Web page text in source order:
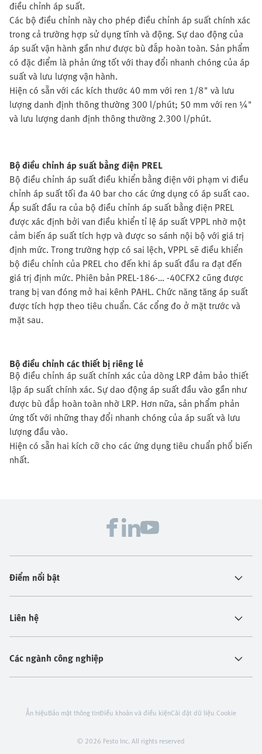
điều chỉnh áp suất.
Các bộ điều chỉnh này cho phép điều chỉnh áp suất chính xác
trong cả trường hợp sử dụng tĩnh và động. Sự dao động của
áp suất vận hành gần như được bù đắp hoàn toàn. Sản phẩm
có đặc điểm là phản ứng tốt với thay đổi nhanh chóng của áp
suất và lưu lượng vận hành.
Hiện có sẵn với các kích thước 40 mm với ren 1/8" và lưu
lượng danh định thông thường 300 l/phút; 50 mm với ren ¼"
và lưu lượng danh định thông thường 2.300 l/phút.
Bộ điều chỉnh áp suất bằng điện PREL
Bộ điều chỉnh áp suất điều khiển bằng điện với phạm vi điều
chỉnh áp suất tối đa 40 bar cho các ứng dụng có áp suất cao.
Áp suất đầu ra của bộ điều chỉnh áp suất bằng điện PREL
được xác định bởi van điều khiển tỉ lệ áp suất VPPL nhờ một
cảm biến áp suất tích hợp và được so sánh nội bộ với giá trị
định mức. Trong trường hợp có sai lệch, VPPL sẽ điều khiển
bộ điều chỉnh của PREL cho đến khi áp suất đầu ra đạt đến
giá trị định mức. Phiên bản PREL-186-… -40CFX2 cũng được
trang bị van đóng mở hai kênh PAHL. Chức năng tăng áp suất
được tích hợp theo tiêu chuẩn. Các cổng đo ở mặt trước và
mặt sau.
Bộ điều chỉnh các thiết bị riêng lẻ
Bộ điều chỉnh áp suất chính xác của dòng LRP đảm bảo thiết
lập áp suất chính xác. Sự dao động áp suất đầu vào gần như
được bù đắp hoàn toàn nhờ LRP. Hơn nữa, sản phẩm phản
ứng tốt với những thay đổi nhanh chóng của áp suất và lưu
lượng đầu vào.
Hiện có sẵn hai kích cỡ cho các ứng dụng tiêu chuẩn phổ biến
nhất.
Điểm nổi bật
Liên hệ
Các ngành công nghiệp
© 2026 Festo Inc. All rights reserved
Ấn hiệuBảo mật thông tinĐiều khoản và điều kiệnCài đặt dữ liệu Cookie